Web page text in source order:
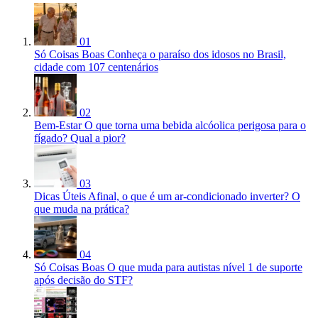
01
Só Coisas Boas Conheça o paraíso dos idosos no Brasil,
cidade com 107 centenários
02
Bem-Estar O que torna uma bebida alcóolica perigosa para o
fígado? Qual a pior?
03
Dicas Úteis Afinal, o que é um ar-condicionado inverter? O
que muda na prática?
04
Só Coisas Boas O que muda para autistas nível 1 de suporte
após decisão do STF?